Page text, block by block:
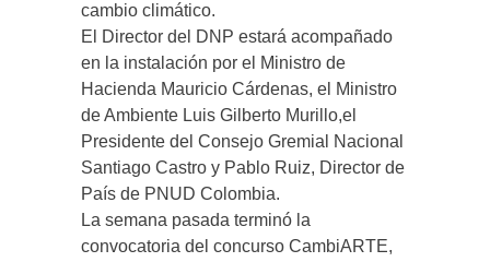
cambio climático.
El Director del DNP estará acompañado
en la instalación por el Ministro de
Hacienda Mauricio Cárdenas, el Ministro
de Ambiente Luis Gilberto Murillo,el
Presidente del Consejo Gremial Nacional
Santiago Castro y Pablo Ruiz, Director de
País de PNUD Colombia.
La semana pasada terminó la
convocatoria del concurso CambiARTE,